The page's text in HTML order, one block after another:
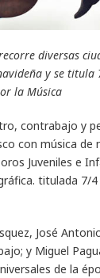
diversas
y se titula
la Música
contrabajo y
con música
Juveniles e
titulada 7/
José
y Miguel
de la